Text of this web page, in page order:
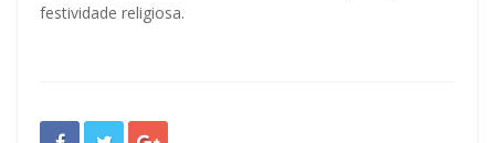
festividade religiosa.